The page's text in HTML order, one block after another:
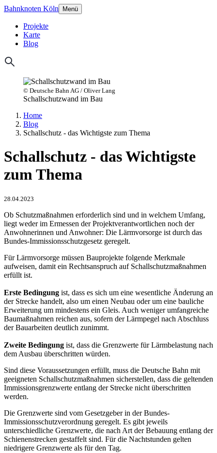
Bahnknoten Köln Menü
Projekte
Karte
Blog
© Deutsche Bahn AG / Oliver Lang
Schallschutzwand im Bau
Home
Blog
Schallschutz - das Wichtigste zum Thema
Schallschutz - das Wichtigste
zum Thema
28.04.2023
Ob Schutzmaßnahmen erforderlich sind und in welchem Umfang,
liegt weder im Ermessen der Projektverantwortlichen noch der
Anwohnerinnen und Anwohner: Die Lärmvorsorge ist durch das
Bundes-Immissionsschutzgesetz geregelt.
Für Lärmvorsorge müssen Bauprojekte folgende Merkmale
aufweisen, damit ein Rechtsanspruch auf Schallschutzmaßnahmen
erfüllt ist.
Erste Bedingung ist, dass es sich um eine wesentliche Änderung an
der Strecke handelt, also um einen Neubau oder um eine bauliche
Erweiterung um mindestens ein Gleis. Auch weniger umfangreiche
Baumaßnahmen reichen aus, sofern der Lärmpegel nach Abschluss
der Bauarbeiten deutlich zunimmt.
Zweite Bedingung ist, dass die Grenzwerte für Lärmbelastung nach
dem Ausbau überschritten würden.
Sind diese Voraussetzungen erfüllt, muss die Deutsche Bahn mit
geeigneten Schallschutzmaßnahmen sicherstellen, dass die geltenden
Immissionsgrenzwerte entlang der Strecke nicht überschritten
werden.
Die Grenzwerte sind vom Gesetzgeber in der Bundes-
Immissionsschutzverordnung geregelt. Es gibt jeweils
unterschiedliche Grenzwerte, die nach Art der Bebauung entlang der
Schienenstrecken gestaffelt sind. Für die Nachtstunden gelten
niedrigere Grenzwerte als für den Tag.